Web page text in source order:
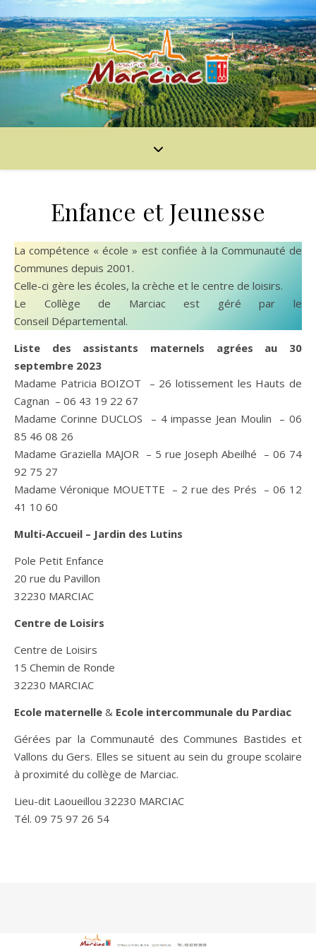
Enfance et Jeunesse
La compétence « école » est confiée à la Communauté de
Communes depuis 2001.
Celle-ci gère les écoles, la crèche et le centre de loisirs.
Le Collège de Marciac est géré par le
Conseil Départemental.
Liste des assistants maternels agrées au 30
septembre 2023
Madame Patricia BOIZOT – 26 lotissement les Hauts de
Cagnan – 06 43 19 22 67
Madame Corinne DUCLOS – 4 impasse Jean Moulin – 06
85 46 08 26
Madame Graziella MAJOR – 5 rue Joseph Abeilhé – 06 74
92 75 27
Madame Véronique MOUETTE – 2 rue des Prés – 06 12
41 10 60
Multi-Accueil – Jardin des Lutins
Pole Petit Enfance
20 rue du Pavillon
32230 MARCIAC
Centre de Loisirs
Centre de Loisirs
15 Chemin de Ronde
32230 MARCIAC
Ecole maternelle & Ecole intercommunale du Pardiac
Gérées par la Communauté des Communes Bastides et
Vallons du Gers. Elles se situent au sein du groupe scolaire
à proximité du collège de Marciac.
Lieu-dit Laoueillou 32230 MARCIAC
Tél. 09 75 97 26 54